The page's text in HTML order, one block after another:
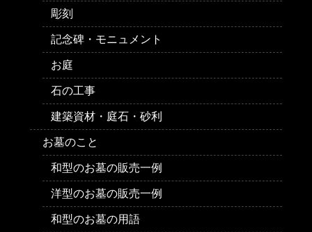
彫刻
記念碑・モニュメント
お庭
石の工事
建築資材・庭石・砂利
お墓のこと
和型のお墓の販売一例
洋型のお墓の販売一例
和型のお墓の用語